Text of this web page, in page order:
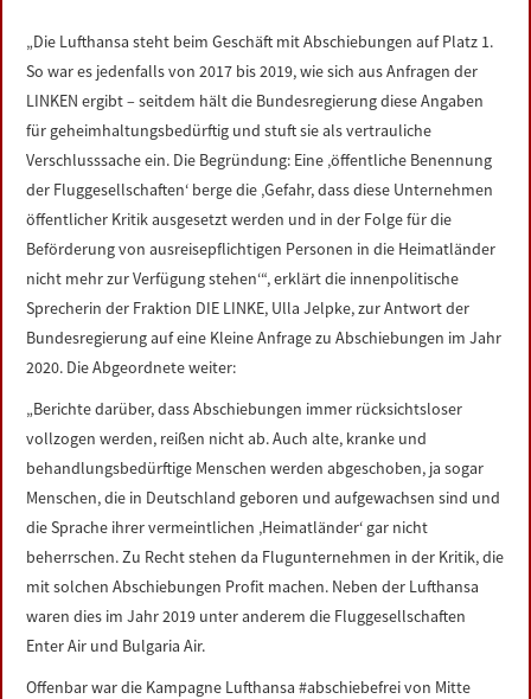
DATENSCHUTZERKLÄRUNG
IMPRESSUM
„Die Lufthansa steht beim Geschäft mit Abschiebungen auf Platz 1.
So war es jedenfalls von 2017 bis 2019, wie sich aus Anfragen der
LINKEN ergibt – seitdem hält die Bundesregierung diese Angaben
für geheimhaltungsbedürftig und stuft sie als vertrauliche
Verschlusssache ein. Die Begründung: Eine ‚öffentliche Benennung
der Fluggesellschaften‘ berge die ‚Gefahr, dass diese Unternehmen
öffentlicher Kritik ausgesetzt werden und in der Folge für die
Beförderung von ausreisepflichtigen Personen in die Heimatländer
nicht mehr zur Verfügung stehen‘“, erklärt die innenpolitische
Sprecherin der Fraktion DIE LINKE, Ulla Jelpke, zur Antwort der
Bundesregierung auf eine Kleine Anfrage zu Abschiebungen im Jahr
2020. Die Abgeordnete weiter:
„Berichte darüber, dass Abschiebungen immer rücksichtsloser
vollzogen werden, reißen nicht ab. Auch alte, kranke und
behandlungsbedürftige Menschen werden abgeschoben, ja sogar
Menschen, die in Deutschland geboren und aufgewachsen sind und
die Sprache ihrer vermeintlichen ‚Heimatländer‘ gar nicht
beherrschen. Zu Recht stehen da Flugunternehmen in der Kritik, die
mit solchen Abschiebungen Profit machen. Neben der Lufthansa
waren dies im Jahr 2019 unter anderem die Fluggesellschaften
Enter Air und Bulgaria Air.
Offenbar war die Kampagne Lufthansa #abschiebefrei von Mitte